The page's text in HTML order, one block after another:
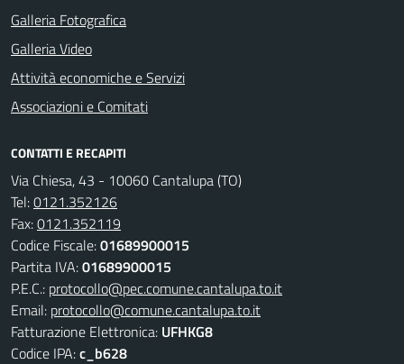
Galleria Fotografica
Galleria Video
Attività economiche e Servizi
Associazioni e Comitati
CONTATTI E RECAPITI
Via Chiesa, 43 - 10060 Cantalupa (TO)
Tel:0121.352126
Fax:0121.352119
Codice Fiscale:01689900015
Partita IVA:01689900015
P.E.C.: protocollo@pec.comune.cantalupa.to.it
Email: protocollo@comune.cantalupa.to.it
Fatturazione Elettronica: UFHKG8
Codice IPA:c_b628